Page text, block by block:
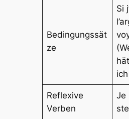
Bedingungssät
ze
Si
Reflexive
Verben
Je